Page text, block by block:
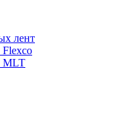
лент
Flexco
MLT